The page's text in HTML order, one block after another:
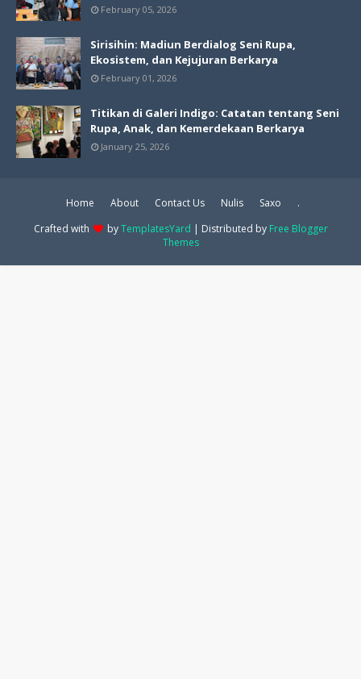
February 05, 2026
Sirisihin: Madiun Berdialog Seni Rupa,
Ekosistem, dan Kejujuran Berkarya
February 01, 2026
Titikan di Galeri Indigo: Catatan tentang Seni
Rupa, Anak, dan Kemerdekaan Berkarya
January 25, 2026
Home About Contact Us Nulis Saxo
.
Crafted with
byTemplatesYard | Distributed by Free Blogger
Themes